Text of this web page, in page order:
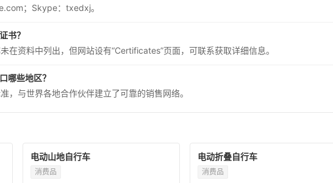
；Skype：txedxj。
书？
在资料中列出，但网站设有“Certificates”页面，可联系获取详细信息。
哪些地区？
，与世界各地合作伙伴建立了可靠的销售网络。
电动山地自行车
消费品
电动折叠自行车
消费品